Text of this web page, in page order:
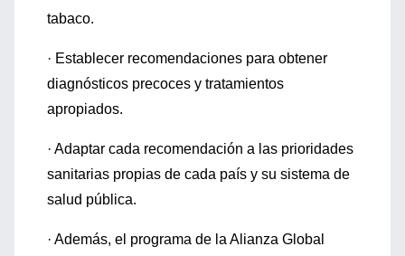
tabaco.
· Establecer recomendaciones para obtener
diagnósticos precoces y tratamientos
apropiados.
· Adaptar cada recomendación a las prioridades
sanitarias propias de cada país y su sistema de
salud pública.
· Además, el programa de la Alianza Global